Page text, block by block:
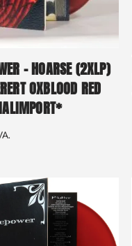
– HOARSE (2XLP)
OXBLOOD RED